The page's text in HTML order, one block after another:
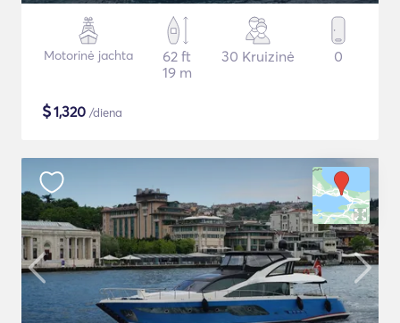
Motorinė jachta
62 ft
19 m
30 Kruizinė 0
$1,320 /diena